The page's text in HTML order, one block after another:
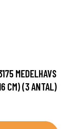
MEDELHAVS
CM) (3 ANTAL)